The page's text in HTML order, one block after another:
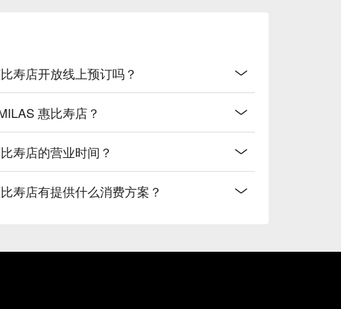
寿店开放线上预订吗？
惠比寿店？
寿店的营业时间？
寿店有提供什么消费方案？